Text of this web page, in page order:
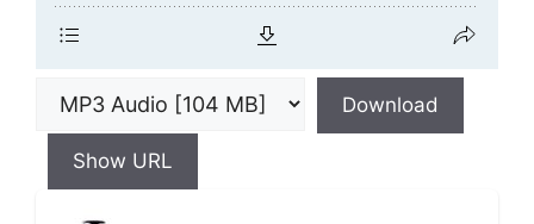
Download
Show URL